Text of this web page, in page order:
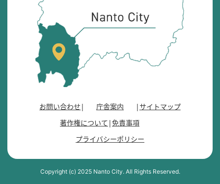
位
置
を
記
し
た
地
。
富
南
西
お問い合わせ 庁舎案内
サイトマップ
著作権について 免責事項
プライバシーポリシー
Copyright (c) 2025 Nanto City. All Rights Reserved.